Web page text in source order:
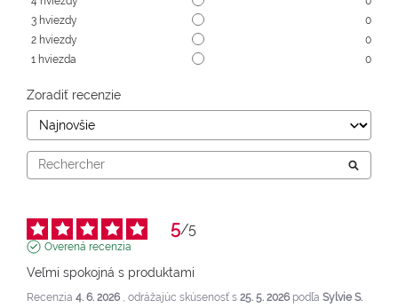
3 hviezdy
0
2 hviezdy
0
1 hviezda 0
Zoradiť recenzie
5/5
Overená recenzia
Veľmi spokojná s produktami
Recenzia 4. 6. 2026 , odrážajúc skúsenosť s 25. 5. 2026 podľa Sylvie S.